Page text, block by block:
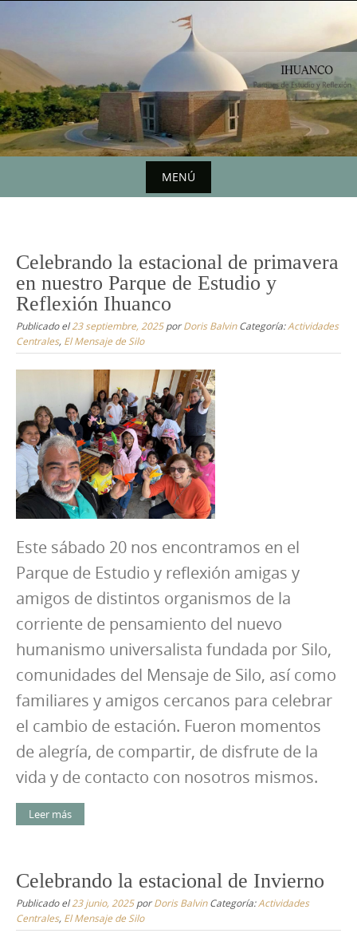
contenido
MENÚ
contenido
Celebrando la estacional de primavera
en nuestro Parque de Estudio y
Reflexión Ihuanco
Publicado el23 septiembre, 2025porDoris BalvinCategoría: Actividades
Centrales, El Mensaje de Silo
Este sábado 20 nos encontramos en el
Parque de Estudio y reflexión amigas y
amigos de distintos organismos de la
corriente de pensamiento del nuevo
humanismo universalista fundada por Silo,
comunidades del Mensaje de Silo, así como
familiares y amigos cercanos para celebrar
el cambio de estación. Fueron momentos
de alegría, de compartir, de disfrute de la
vida y de contacto con nosotros mismos.
Leer más
Celebrando la estacional de Invierno
Publicado el23 junio, 2025porDoris BalvinCategoría: Actividades
Centrales, El Mensaje de Silo